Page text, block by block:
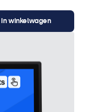
In winkelwagen